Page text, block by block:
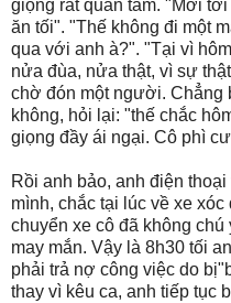
giọng rất quan tâm. "Mới
ăn tối". "Thế không đi một
qua với anh à?". "Tại vì
nửa đùa, nửa thật, vì sự
chờ đón một người. Chẳng
không, hỏi lại: "thế chắc
giọng đầy ái ngại. Cô phì
Rồi anh bảo, anh điện
mình, chắc tại lúc về xe
chuyển xe cô đã không chú
may mắn. Vậy là 8h30 tối
phải trả nợ công việc do
thay vì kêu ca, anh tiếp tục